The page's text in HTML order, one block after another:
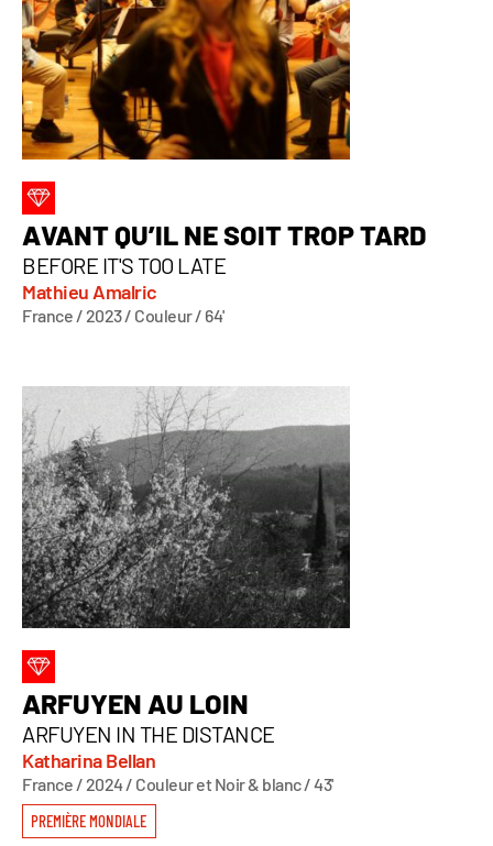
AVANT QU’IL NE SOIT TROP TARD
BEFORE IT'S TOO LATE
Mathieu Amalric
France / 2023 / Couleur / 64'
ARFUYEN AU LOIN
ARFUYEN IN THE DISTANCE
Katharina Bellan
France / 2024 / Couleur et Noir & blanc / 43'
PREMIÈRE MONDIALE